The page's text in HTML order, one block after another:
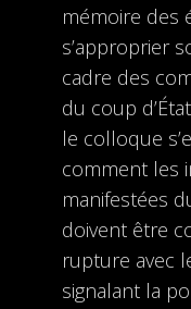
mémoire des
s’approprier
cadre des
du coup
le colloque
comment les
manifestées
doivent être
rupture avec
signalant la